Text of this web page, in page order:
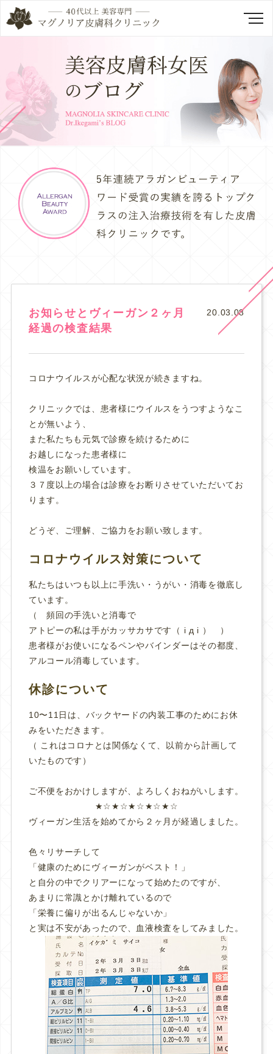
お知らせとヴィーガン２ヶ月
経過の検査結果
20.03.08
コロナウイルスが心配な状況が続きますね。
クリニックでは、患者様にウイルスをうつすようなこ
とが無いよう、
また私たちも元気で診療を続けるために
お越しになった患者様に
検温をお願いしています。
３７度以上の場合は診療をお断りさせていただいてお
ります。
どうぞ、ご理解、ご協力をお願い致します。
コロナウイルス対策について
私たちはいつも以上に手洗い・うがい・消毒を徹底し
ています。
（ 頻回の手洗いと消毒で
アトピーの私は手がカッサカサです（ i д i ） ）
患者様がお使いになるペンやバインダーはその都度、
アルコール消毒しています。
休診について
10〜11日は、バックヤードの内装工事のためにお休
みをいただきます。
（ これはコロナとは関係なくて、以前から計画して
いたものです）
ご不便をおかけしますが、よろしくおねがいします。
★☆★☆★☆★☆★☆
ヴィーガン生活を始めてから２ヶ月が経過しました。
色々リサーチして
「健康のためにヴィーガンがベスト！」
と自分の中でクリアーになって始めたのですが、
あまりに常識とかけ離れているので
「栄養に偏りが出るんじゃないか」
と実は不安があったので、血液検査をしてみました。